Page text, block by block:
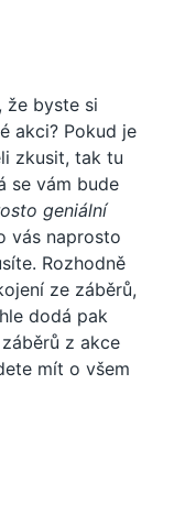
že byste si
akci? Pokud je
zkusit, tak tu
se vám bude
geniální
vás naprosto
Rozhodně
ze záběrů,
dodá pak
z akce
mít o všem